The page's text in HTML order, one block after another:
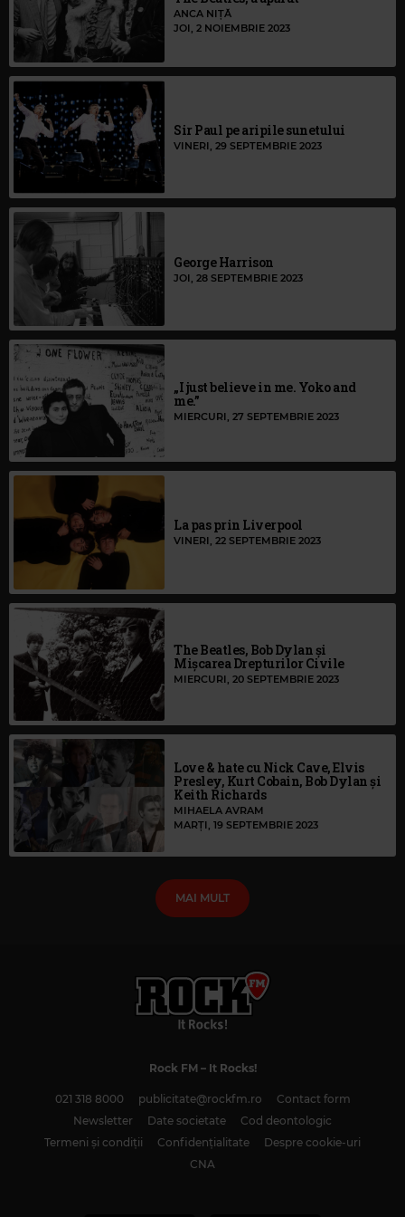
ANCA NIȚĂ
JOI, 2 NOIEMBRIE 2023
Sir Paul pe aripile sunetului
VINERI, 29 SEPTEMBRIE 2023
George Harrison
JOI, 28 SEPTEMBRIE 2023
„I just believe in me. Yoko and
me.”
MIERCURI, 27 SEPTEMBRIE 2023
La pas prin Liverpool
VINERI, 22 SEPTEMBRIE 2023
The Beatles, Bob Dylan și
Mișcarea Drepturilor Civile
MIERCURI, 20 SEPTEMBRIE 2023
Love & hate cu Nick Cave, Elvis
Presley, Kurt Cobain, Bob Dylan și
Keith Richards
MIHAELA AVRAM
MARȚI, 19 SEPTEMBRIE 2023
MAI MULT
Rock FM– It Rocks!
021 318 8000 publicitate@rockfm.ro
Contact form
Newsletter
Date societate
Cod deontologic
Termeni și condiții
Confidențialitate
Despre cookie-uri
CNA